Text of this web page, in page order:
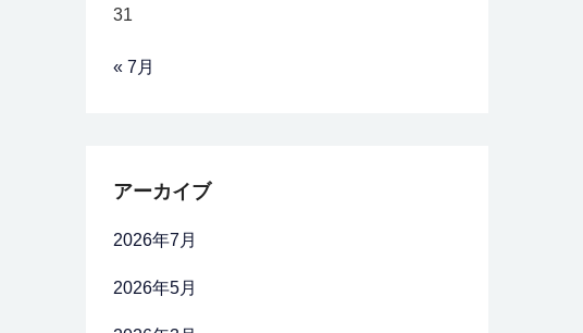
31
« 7月
アーカイブ
2026年7月
2026年5月